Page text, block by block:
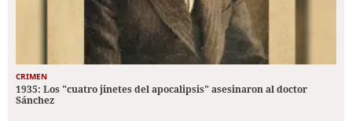
CRIMEN
1935: Los "cuatro jinetes del apocalipsis" asesinaron al doctor
Sánchez